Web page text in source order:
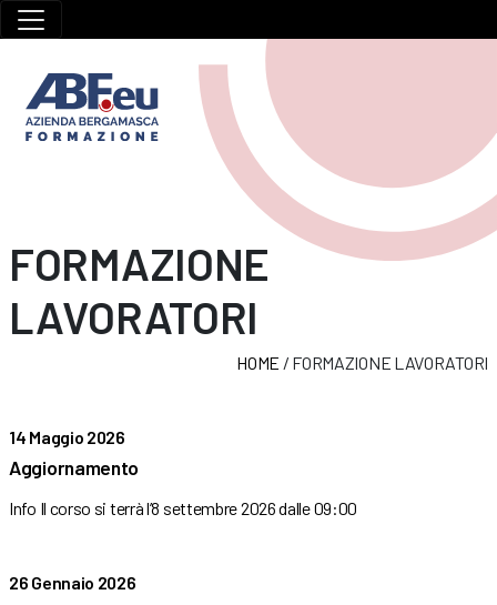
FORMAZIONE
LAVORATORI
HOME / FORMAZIONE LAVORATORI
14 Maggio 2026
Aggiornamento
Info Il corso si terrà l’8 settembre 2026 dalle 09:00
26 Gennaio 2026